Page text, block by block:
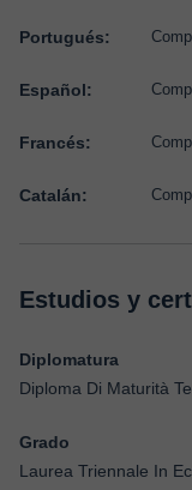
Portugués:
Español:
Francés:
Catalán:
Estudios y
Diplomatura
Diploma Di Maturità
Grado
Laurea Triennale In